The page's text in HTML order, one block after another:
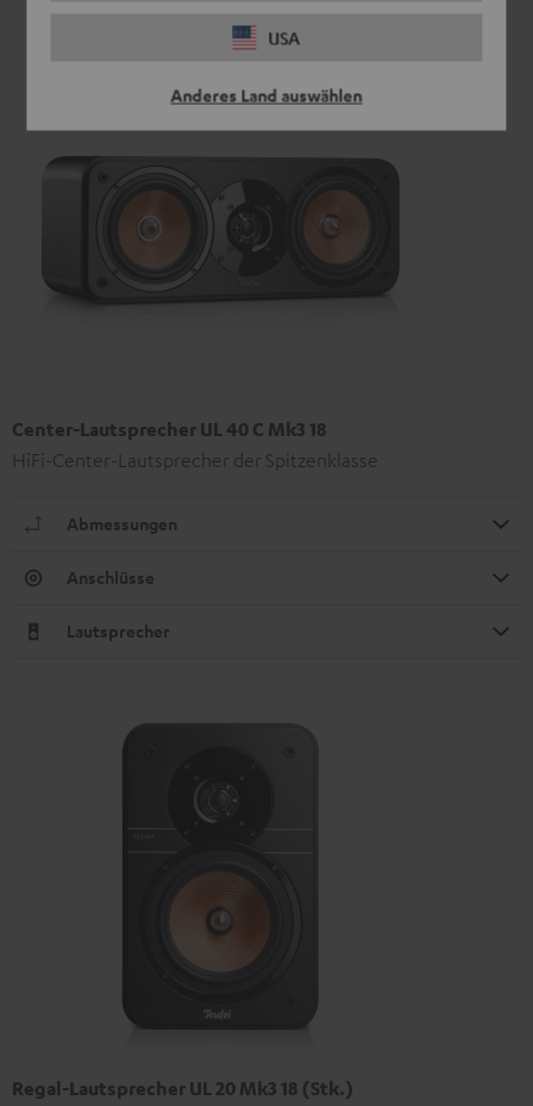
USA
Anderes Land auswählen
Center-Lautsprecher UL 40 C Mk3 18
HiFi-Center-Lautsprecher der Spitzenklasse
Abmessungen
Anschlüsse
Lautsprecher
Regal-Lautsprecher UL 20 Mk3 18 (Stk.)